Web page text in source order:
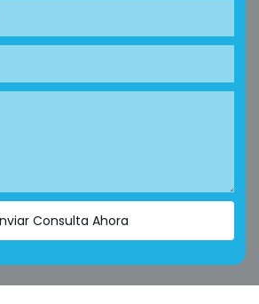
Consulta Ahora